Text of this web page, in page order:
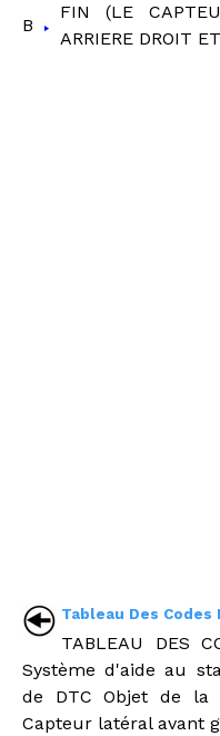
B
FIN (LE
ARRIERE DROIT
Tableau Des Codes
TABLEAU DES
Système d'aide au
de DTC Objet de la
Capteur latéral avant